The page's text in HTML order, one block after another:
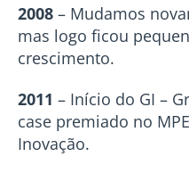
2008 – Mudamos
mas logo ficou
crescimento.
2011 – Início do GI –
case premiado no
Inovação.